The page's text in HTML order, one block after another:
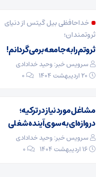
خداحافظی بیل گیتس از دنیای
ثروتمندان؛
ثروتم را به جامعه برمی‌گردانم!
سرویس خبر: وحید خدادادی
0
مشاغل مورد نیاز در ترکیه؛
دروازه‌ای به سوی آینده شغلی
سرویس خبر: وحید خدادادی
۱۶ اردیبهشت ۱۴۰۴
0